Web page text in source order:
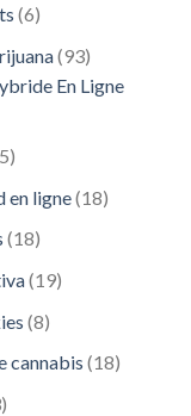
66
9393
produits
En Ligne
15
en ligne 1818
1818
1919
88
cannabis 1818
3